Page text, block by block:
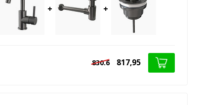
+ +
830.6 817,95